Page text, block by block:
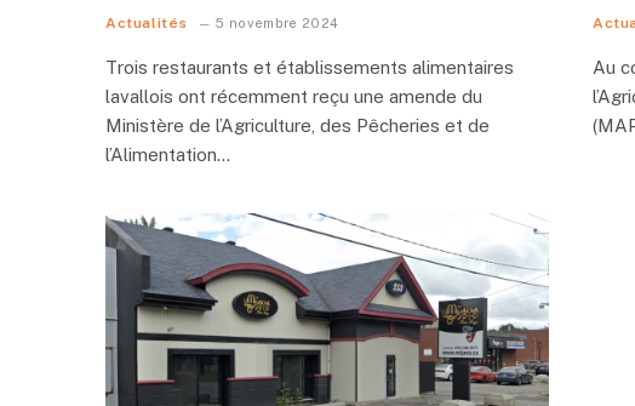
Actualités 5 novembre 2024
Trois restaurants et établissements alimentaires
lavallois ont récemment reçu une amende du
Ministère de l’Agriculture, des Pêcheries et de
l’Alimentation…
Au